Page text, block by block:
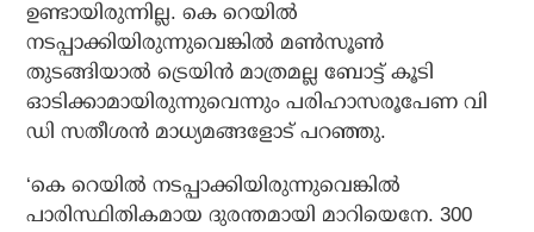
ഉണ്ടായിരുന്നില്ല. കെ റെയില്‍
നടപ്പാക്കിയിരുന്നുവെങ്കില്‍ മണ്‍സൂണ്‍
തുടങ്ങിയാല്‍ ട്രെയിന്‍ മാത്രമല്ല ബോട്ട് കൂടി
ഓടിക്കാമായിരുന്നുവെന്നും പരിഹാസരൂപേണ വി
ഡി സതീശന്‍ മാധ്യമങ്ങളോട് പറഞ്ഞു.
‘കെ റെയില്‍ നടപ്പാക്കിയിരുന്നുവെങ്കില്‍
പാരിസ്ഥിതികമായ ദുരന്തമായി മാറിയെനേ. 300